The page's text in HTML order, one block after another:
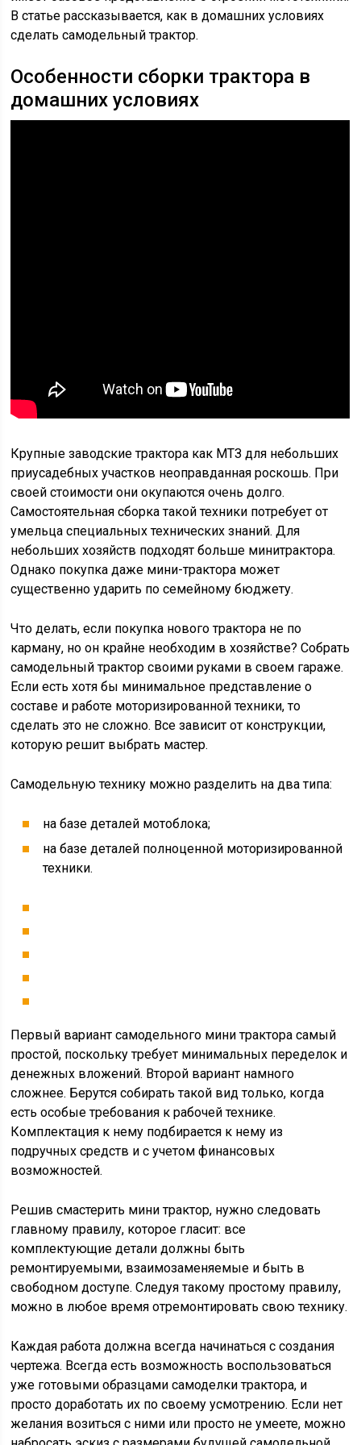
В статье рассказывается, как в домашних условиях
сделать самодельный трактор.
Особенности сборки трактора в
домашних условиях
Крупные заводские трактора как МТЗ для небольших
приусадебных участков неоправданная роскошь. При
своей стоимости они окупаются очень долго.
Самостоятельная сборка такой техники потребует от
умельца специальных технических знаний. Для
небольших хозяйств подходят больше минитрактора.
Однако покупка даже мини-трактора может
существенно ударить по семейному бюджету.
Что делать, если покупка нового трактора не по
карману, но он крайне необходим в хозяйстве? Собрать
самодельный трактор своими руками в своем гараже.
Если есть хотя бы минимальное представление о
составе и работе моторизированной техники, то
сделать это не сложно. Все зависит от конструкции,
которую решит выбрать мастер.
Самодельную технику можно разделить на два типа:
на базе деталей мотоблока;
на базе деталей полноценной моторизированной
техники.
Первый вариант самодельного мини трактора самый
простой, поскольку требует минимальных переделок и
денежных вложений. Второй вариант намного
сложнее. Берутся собирать такой вид только, когда
есть особые требования к рабочей технике.
Комплектация к нему подбирается к нему из
подручных средств и с учетом финансовых
возможностей.
Решив смастерить мини трактор, нужно следовать
главному правилу, которое гласит: все
комплектующие детали должны быть
ремонтируемыми, взаимозаменяемые и быть в
свободном доступе. Следуя такому простому правилу,
можно в любое время отремонтировать свою технику.
Каждая работа должна всегда начинаться с создания
чертежа. Всегда есть возможность воспользоваться
уже готовыми образцами самоделки трактора, и
просто доработать их по своему усмотрению. Если нет
желания возиться с ними или просто не умеете, можно